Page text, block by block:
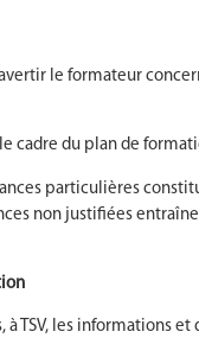
le formateur
cadre du plan de
particulières
non justifiées
TSV, les informations